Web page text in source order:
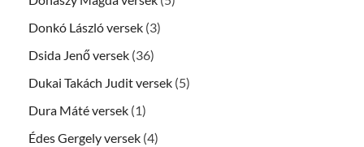
Donkó László versek (3)
Dsida Jenő versek (36)
Dukai Takách Judit versek (5)
Dura Máté versek (1)
Édes Gergely versek (4)